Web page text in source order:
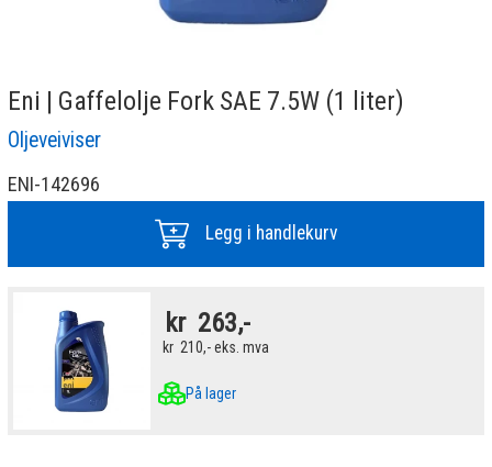
Eni | Gaffelolje Fork SAE 7.5W (1 liter)
Oljeveiviser
ENI-142696
Legg i handlekurv
kr 263,-
kr 210,-eks. mva
På lager